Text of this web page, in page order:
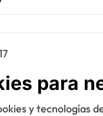
para
y tecnologías